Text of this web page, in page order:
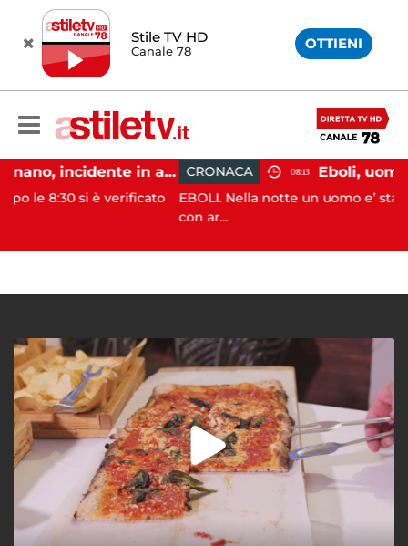
Stile TV HD
Canale 78 OTTIENI
Pontecagnano, incidente in autostrada: 5 giovani feriti
è verificato
CRONACA 08:13
EBOLI. Nella notte un uomo e’ stato aggredito